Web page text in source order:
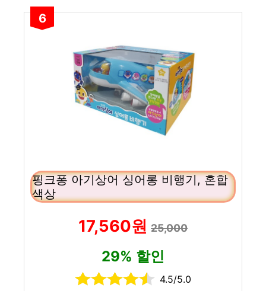
6
핑크퐁 아기상어 싱어롱 비행기, 혼합
색상
17,560원 25,000
29% 할인
4.5/5.0